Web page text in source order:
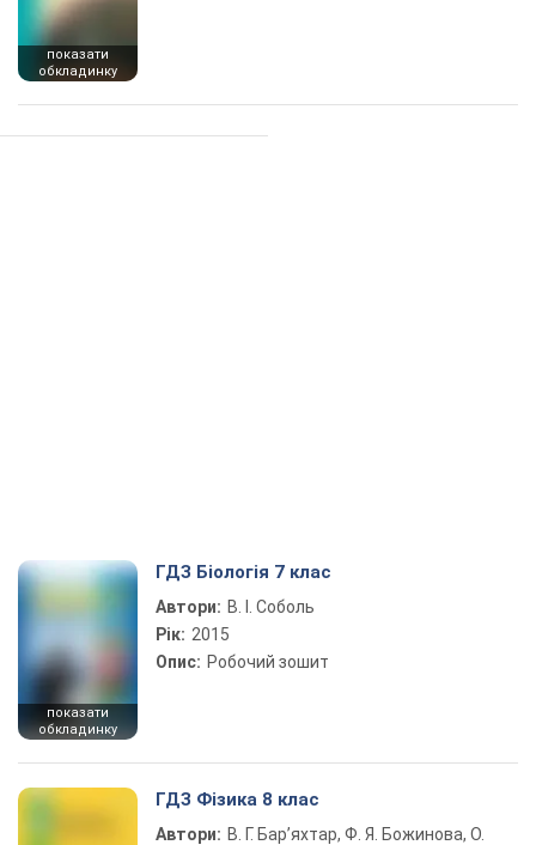
показати
обкладинку
показати
обкладинку
ГДЗ Біологія 7 клас
Автори: В. І. Соболь
Рік: 2015
Опис: Робочий зошит
ГДЗ Фізика 8 клас
Автори: В. Г. Бар’яхтар, Ф. Я. Божинова, О.